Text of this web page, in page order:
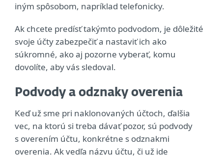
iným spôsobom, napríklad telefonicky.
Ak chcete predísť takýmto podvodom, je dôležité
svoje účty zabezpečiť a nastaviť ich ako
súkromné, ako aj pozorne vyberať, komu
dovolíte, aby vás sledoval.
Podvody a odznaky overenia
Keď už sme pri naklonovaných účtoch, ďalšia
vec, na ktorú si treba dávať pozor, sú podvody
s overením účtu, konkrétne s odznakmi
overenia. Ak vedľa názvu účtu, či už ide